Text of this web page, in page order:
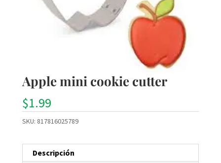
Apple mini cookie cutter
$1.99
SKU: 817816025789
Descripción